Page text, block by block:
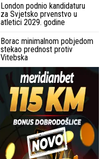
London podnio kandidaturu
za Svjetsko prvenstvo u
atletici 2029. godine
Borac minimalnom pobjedom
stekao prednost protiv
Vitebska